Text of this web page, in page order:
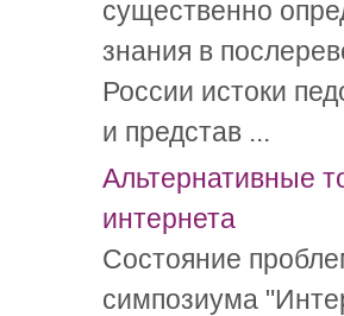
существенно
знания в
России истоки
и представ ...
Альтернативные
интернета
Состояние
симпозиума